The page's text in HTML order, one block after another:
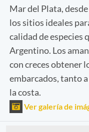
Mar del Plata,
los sitios ideales
calidad de especies
Argentino. Los
con creces obtener
embarcados, tanto
la costa.
Ver galería de